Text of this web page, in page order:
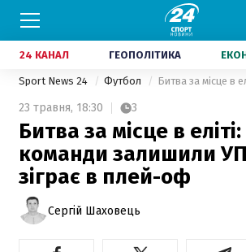
24 КАНАЛ ГЕОПОЛІТИКА
Sport News 24 Футбол
23 травня, 18:30 3
Битва за місце в еліті:
команди залишили
зіграє в плей-оф
Сергій Шаховець